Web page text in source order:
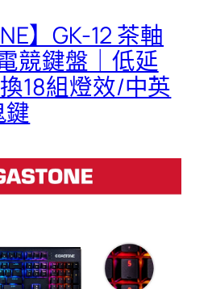
】GK-12 茶軸
競鍵盤｜低延
18組燈效/中英